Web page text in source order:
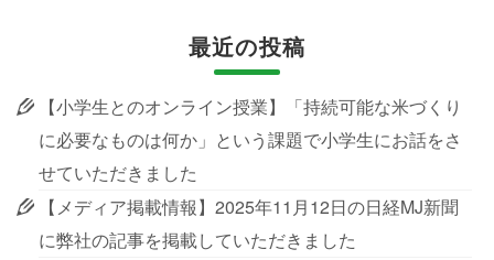
最近の投稿
【小学生とのオンライン授業】「持続可能な米づくり
に必要なものは何か」という課題で小学生にお話をさ
せていただきました
【メディア掲載情報】2025年11月12日の日経MJ新聞
に弊社の記事を掲載していただきました